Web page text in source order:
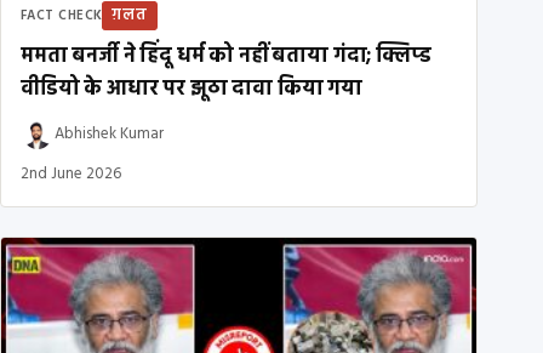
FACT CHECK ग़लत
ममता बनर्जी ने हिंदू धर्म को नहीं बताया गंदा; क्लिप्ड
वीडियो के आधार पर झूठा दावा किया गया
Abhishek Kumar
2nd June 2026